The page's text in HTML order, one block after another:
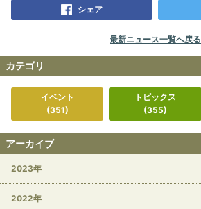
シェア
最新ニュース一覧へ戻る
カテゴリ
イベント
(351)
トピックス
(355)
アーカイブ
2023年
2022年